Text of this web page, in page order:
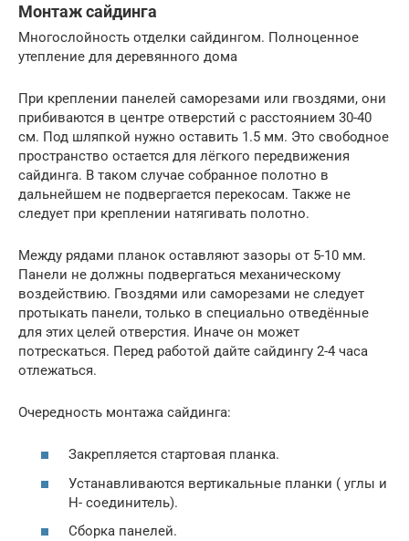
Монтаж сайдинга
Многослойность отделки сайдингом. Полноценное
утепление для деревянного дома
При креплении панелей саморезами или гвоздями, они
прибиваются в центре отверстий с расстоянием 30-40
см. Под шляпкой нужно оставить 1.5 мм. Это свободное
пространство остается для лёгкого передвижения
сайдинга. В таком случае собранное полотно в
дальнейшем не подвергается перекосам. Также не
следует при креплении натягивать полотно.
Между рядами планок оставляют зазоры от 5-10 мм.
Панели не должны подвергаться механическому
воздействию. Гвоздями или саморезами не следует
протыкать панели, только в специально отведённые
для этих целей отверстия. Иначе он может
потрескаться. Перед работой дайте сайдингу 2-4 часа
отлежаться.
Очередность монтажа сайдинга:
Закрепляется стартовая планка.
Устанавливаются вертикальные планки ( углы и
Н- соединитель).
Сборка панелей.